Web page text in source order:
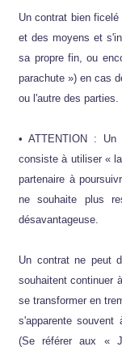
Un contrat bien
et des moyens et
sa propre fin, ou
parachute ») en cas
ou l'autre des parties.
• ATTENTION : Un
consiste à utiliser «
partenaire à
ne souhaite plus
désavantageuse.
Un contrat ne peut
souhaitent continuer
se transformer en
s'apparente
(Se référer aux «